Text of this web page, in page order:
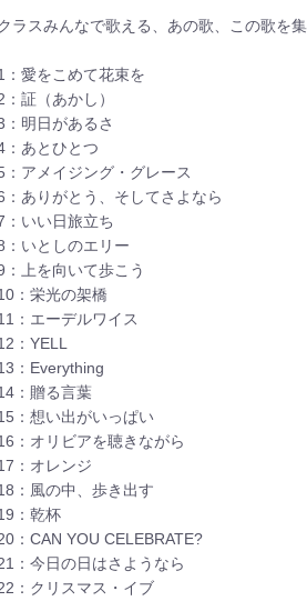
ラスみんなで歌える、あの歌、この歌を
：愛をこめて花束を
：証（あかし）
：明日があるさ
：あとひとつ
：アメイジング・グレース
：ありがとう、そしてさよなら
：いい日旅立ち
：いとしのエリー
：上を向いて歩こう
：栄光の架橋
：エーデルワイス
：YELL
：Everything
：贈る言葉
：想い出がいっぱい
：オリビアを聴きながら
：オレンジ
：風の中、歩き出す
：乾杯
：CAN YOU CELEBRATE?
：今日の日はさようなら
：クリスマス・イブ